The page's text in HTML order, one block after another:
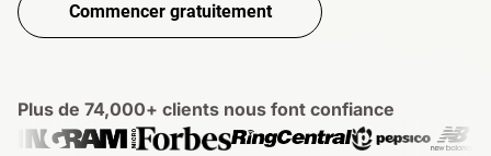
Commencer gratuitement
Plus de 74,000+ clients nous font confiance